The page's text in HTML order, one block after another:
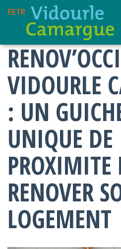
VIDOURLE
: UN
UNIQUE DE
PROXIMITE
RENOVER
LOGEMENT